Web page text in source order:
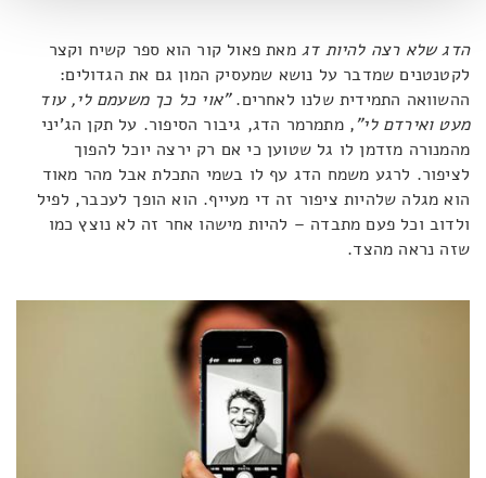
הדג שלא רצה להיות דג מאת פאול קור הוא ספר קשיח וקצר
לקטנטנים שמדבר על נושא שמעסיק המון גם את הגדולים:
ההשוואה התמידית שלנו לאחרים."אוי כל כך משעמם לי, עוד
מעט ואירדם לי", מתמרמר הדג, גיבור הסיפור. על תקן הג'יני
מהמנורה מזדמן לו גל שטוען כי אם רק ירצה יוכל להפוך
לציפור. לרגע משמח הדג עף לו בשמי התכלת אבל מהר מאוד
הוא מגלה שלהיות ציפור זה די מעייף. הוא הופך לעכבר, לפיל
ולדוב וכל פעם מתבדה – להיות מישהו אחר זה לא נוצץ כמו
שזה נראה מהצד.